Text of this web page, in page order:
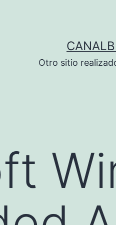
Otro sitio